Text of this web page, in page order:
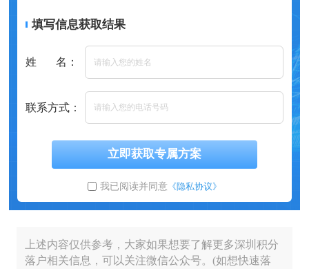
填写信息获取结果
姓 名：
联系方式：
立即获取专属方案
我已阅读并同意 《隐私协议》
上述内容仅供参考，大家如果想要了解更多深圳积分
落户相关信息，可以关注微信公众号。(如想快速落